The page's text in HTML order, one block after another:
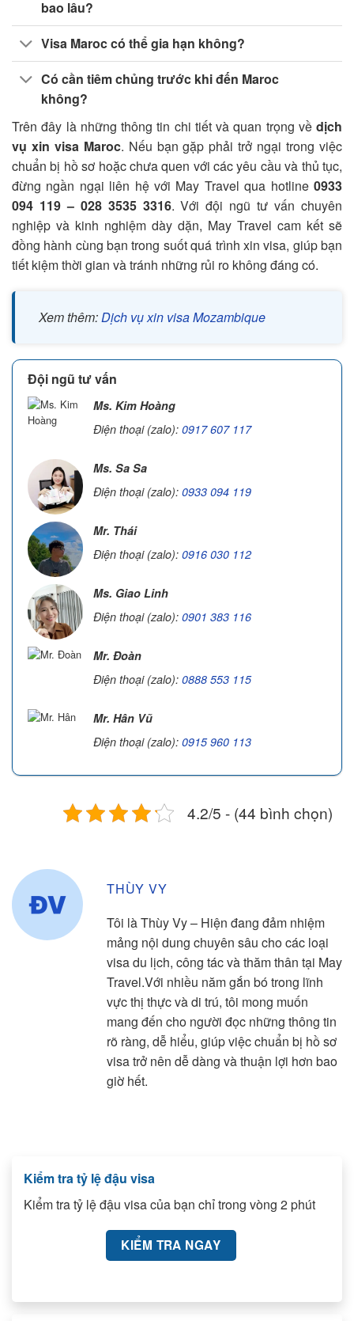
bao lâu?
Visa Maroc có thể gia hạn không?
Có cần tiêm chủng trước khi đến Maroc
không?
Trên đây là những thông tin chi tiết và quan trọng về dịch
vụ xin visa Maroc. Nếu bạn gặp phải trở ngại trong việc
chuẩn bị hồ sơ hoặc chưa quen với các yêu cầu và thủ tục,
đừng ngần ngại liên hệ với May Travel qua hotline 0933
094 119 – 028 3535 3316. Với đội ngũ tư vấn chuyên
nghiệp và kinh nghiệm dày dặn, May Travel cam kết sẽ
đồng hành cùng bạn trong suốt quá trình xin visa, giúp bạn
tiết kiệm thời gian và tránh những rủi ro không đáng có.
Xem thêm:Dịch vụ xin visa Mozambique
Đội ngũ tư vấn
Ms. Kim Hoàng
Điện thoại (zalo): 0917 607 117
Ms. Sa Sa
Điện thoại (zalo): 0933 094 119
Mr. Thái
Điện thoại (zalo): 0916 030 112
Ms. Giao Linh
Điện thoại (zalo): 0901 383 116
Mr. Đoàn
Điện thoại (zalo): 0888 553 115
Mr. Hân Vũ
Điện thoại (zalo): 0915 960 113
4.2/5 - (44 bình chọn)
THÙY VY
Tôi là Thùy Vy – Hiện đang đảm nhiệm
mảng nội dung chuyên sâu cho các loại
visa du lịch, công tác và thăm thân tại May
Travel.Với nhiều năm gắn bó trong lĩnh
vực thị thực và di trú, tôi mong muốn
mang đến cho người đọc những thông tin
rõ ràng, dễ hiểu, giúp việc chuẩn bị hồ sơ
visa trở nên dễ dàng và thuận lợi hơn bao
giờ hết.
Kiểm tra tỷ lệ đậu visa
Kiểm tra tỷ lệ đậu visa của bạn chỉ trong vòng 2 phút
KIỂM TRA NGAY